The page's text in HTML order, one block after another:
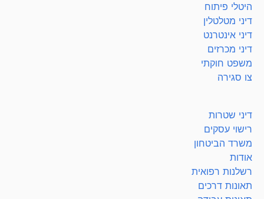
היטלי פיתוח
דיני מטלטלין
דיני אינטרנט
דיני מכרזים
משפט חוקתי
צו סגירה
דיני שטרות
רישוי עסקים
משרד הביטחון
אודות
רשלנות רפואית
תאונות דרכים